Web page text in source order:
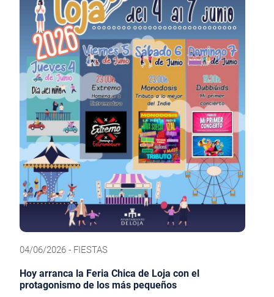
04/06/2026 - FIESTAS
Hoy arranca la Feria Chica de Loja con el
protagonismo de los más pequeños